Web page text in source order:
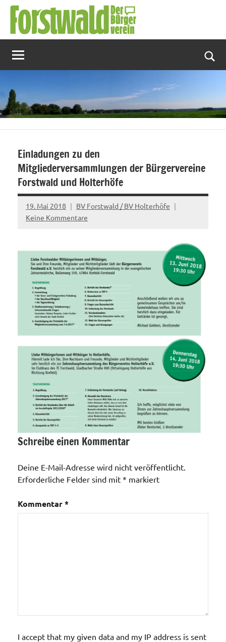
Zum
Inhalt
springen
Einladungen zu den
Mitgliederversammlungen der Bürgervereine
Forstwald und Holterhöfe
19. Mai 2018
BV Forstwald / BV Holterhöfe
Keine Kommentare
Allgemein
Veranstaltungen
Schreibe einen Kommentar
Deine E-Mail-Adresse wird nicht veröffentlicht.
Erforderliche Felder sind mit * markiert
Kommentar*
I accept that my given data and my IP address is sent